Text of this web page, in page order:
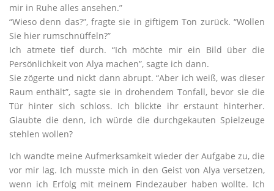
mir in Ruhe alles ansehen.”
“Wieso denn das?”, fragte sie in giftigem Ton zurück. “Wollen
Sie hier rumschnüffeln?”
Ich atmete tief durch. “Ich möchte mir ein Bild über die
Persönlichkeit von Alya machen”, sagte ich dann.
Sie zögerte und nickt dann abrupt. “Aber ich weiß, was dieser
Raum enthält”, sagte sie in drohendem Tonfall, bevor sie die
Tür hinter sich schloss. Ich blickte ihr erstaunt hinterher.
Glaubte die denn, ich würde die durchgekauten Spielzeuge
stehlen wollen?
Ich wandte meine Aufmerksamkeit wieder der Aufgabe zu, die
vor mir lag. Ich musste mich in den Geist von Alya versetzen,
wenn ich Erfolg mit meinem Findezauber haben wollte. Ich